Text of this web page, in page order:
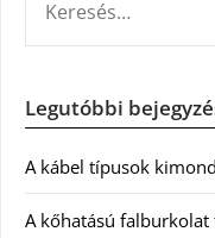
Legutóbbi
A kábel típusok
A kőhatású falburkolat